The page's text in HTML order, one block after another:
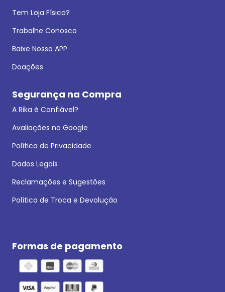
Tem Loja Física?
Trabalhe Conosco
Baixe Nosso APP
Doações
Segurança na Compra
A Rika é Confiável?
Avaliações no Google
Política de Privacidade
Dados Legais
Reclamações e Sugestões
Política de Troca e Devolução
Formas de pagamento